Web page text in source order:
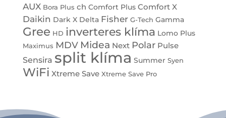
AUX Bora Plus ch Comfort Plus Comfort X
Daikin Dark X Delta Fisher G-Tech Gamma
Gree HD inverteres klíma Lomo Plus
Maximus MDV Midea Next Polar Pulse
Sensira split klíma Summer Syen
WiFi Xtreme Save Xtreme Save Pro